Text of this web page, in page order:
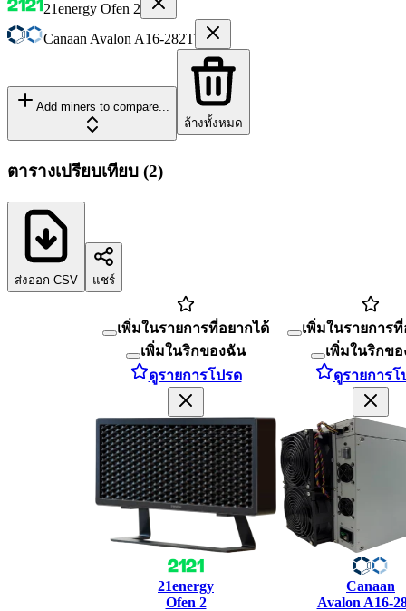
21energy Ofen 2
Canaan Avalon A16-282T
Add miners to compare...
ล้างทั้งหมด
ตารางเปรียบเทียบ (2)
ส่งออก CSV แชร์
เพิ่มในรายการที่อยากได้
เพิ่มในริกของฉัน
ดูรายการโปรด
21energy
Ofen 2
เพิ่มในรายการ
เพิ่มในริกข
ดูรายการโ
Canaan
Avalon A16-